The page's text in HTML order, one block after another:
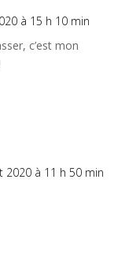
à 15 h 10 min
c’est mon
2020 à 11 h 50 min